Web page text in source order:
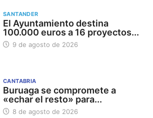
SANTANDER
El Ayuntamiento destina
100.000 euros a 16 proyectos...
9 de agosto de 2026
CANTABRIA
Buruaga se compromete a
«echar el resto» para...
8 de agosto de 2026